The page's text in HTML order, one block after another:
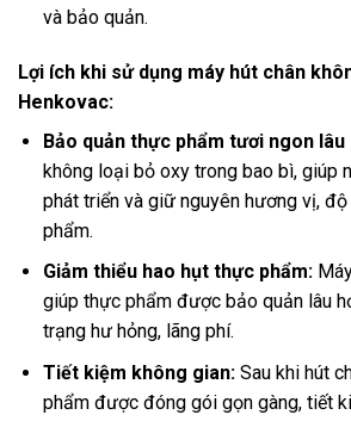
và bảo quản.
Lợi ích khi sử dụng máy hút chân
Henkovac:
Bảo quản thực phẩm tươi ngon lâu
không loại bỏ oxy trong bao bì, giúp
phát triển và giữ nguyên hương vị,
phẩm.
Giảm thiểu hao hụt thực phẩm:
giúp thực phẩm được bảo quản lâu
trạng hư hỏng, lãng phí.
Tiết kiệm không gian:Sau khi hút
phẩm được đóng gói gọn gàng, tiết